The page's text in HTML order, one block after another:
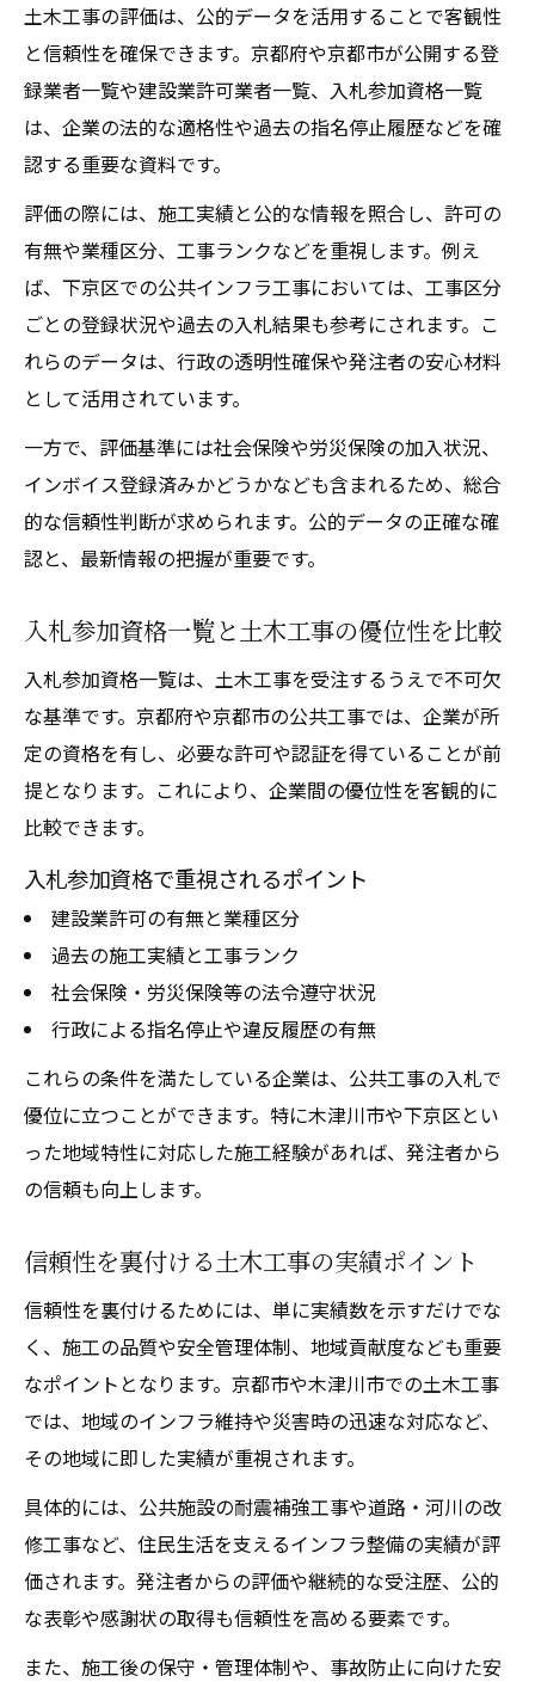
土木工事の評価は、公的データを活用することで客観性
と信頼性を確保できます。京都府や京都市が公開する登
録業者一覧や建設業許可業者一覧、入札参加資格一覧
は、企業の法的な適格性や過去の指名停止履歴などを確
認する重要な資料です。
評価の際には、施工実績と公的な情報を照合し、許可の
有無や業種区分、工事ランクなどを重視します。例え
ば、下京区での公共インフラ工事においては、工事区分
ごとの登録状況や過去の入札結果も参考にされます。こ
れらのデータは、行政の透明性確保や発注者の安心材料
として活用されています。
一方で、評価基準には社会保険や労災保険の加入状況、
インボイス登録済みかどうかなども含まれるため、総合
的な信頼性判断が求められます。公的データの正確な確
認と、最新情報の把握が重要です。
入札参加資格一覧と土木工事の優位性を比較
入札参加資格一覧は、土木工事を受注するうえで不可欠
な基準です。京都府や京都市の公共工事では、企業が所
定の資格を有し、必要な許可や認証を得ていることが前
提となります。これにより、企業間の優位性を客観的に
比較できます。
入札参加資格で重視されるポイント
建設業許可の有無と業種区分
過去の施工実績と工事ランク
社会保険・労災保険等の法令遵守状況
行政による指名停止や違反履歴の有無
これらの条件を満たしている企業は、公共工事の入札で
優位に立つことができます。特に木津川市や下京区とい
った地域特性に対応した施工経験があれば、発注者から
の信頼も向上します。
信頼性を裏付ける土木工事の実績ポイント
信頼性を裏付けるためには、単に実績数を示すだけでな
く、施工の品質や安全管理体制、地域貢献度なども重要
なポイントとなります。京都市や木津川市での土木工事
では、地域のインフラ維持や災害時の迅速な対応など、
その地域に即した実績が重視されます。
具体的には、公共施設の耐震補強工事や道路・河川の改
修工事など、住民生活を支えるインフラ整備の実績が評
価されます。発注者からの評価や継続的な受注歴、公的
な表彰や感謝状の取得も信頼性を高める要素です。
また、施工後の保守・管理体制や、事故防止に向けた安